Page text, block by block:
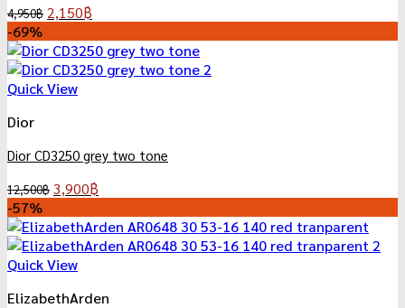
4,950฿ Original
was:
4,950฿.
2,150฿
is:
2,150฿.
-69%
Quick View
Dior
Dior CD3250 grey two tone
12,500฿ Original
was:
12,500฿.
3,900฿
is:
3,900฿.
-57%
Quick View
ElizabethArden